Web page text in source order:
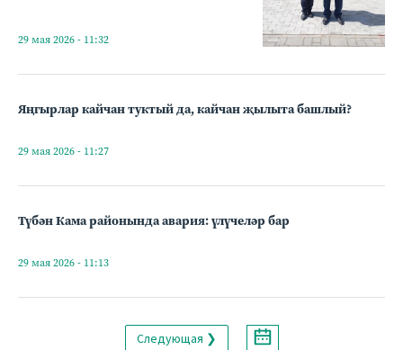
29 мая 2026 - 11:32
Яңгырлар кайчан туктый да, кайчан җылыта башлый?
29 мая 2026 - 11:27
Түбән Кама районында авария: үлүчеләр бар
29 мая 2026 - 11:13
Следующая ❯